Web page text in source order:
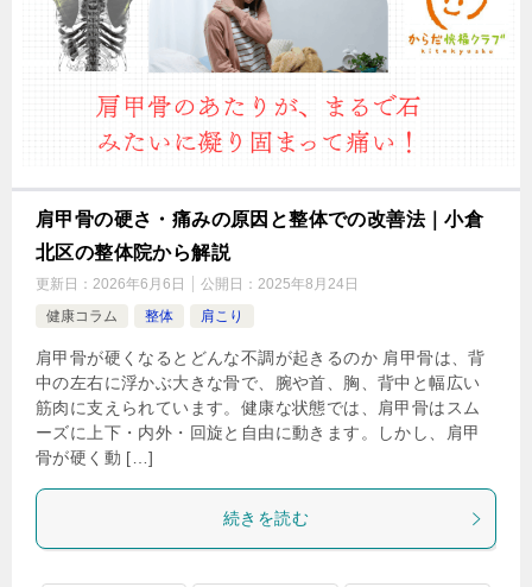
肩甲骨の硬さ・痛みの原因と整体での改善法｜小倉
北区の整体院から解説
更新日： 2026年6月6日 公開日： 2025年8月24日
健康コラム
整体 肩こり
肩甲骨が硬くなるとどんな不調が起きるのか 肩甲骨は、背
中の左右に浮かぶ大きな骨で、腕や首、胸、背中と幅広い
筋肉に支えられています。健康な状態では、肩甲骨はスム
ーズに上下・内外・回旋と自由に動きます。しかし、肩甲
骨が硬く動 […]
続きを読む